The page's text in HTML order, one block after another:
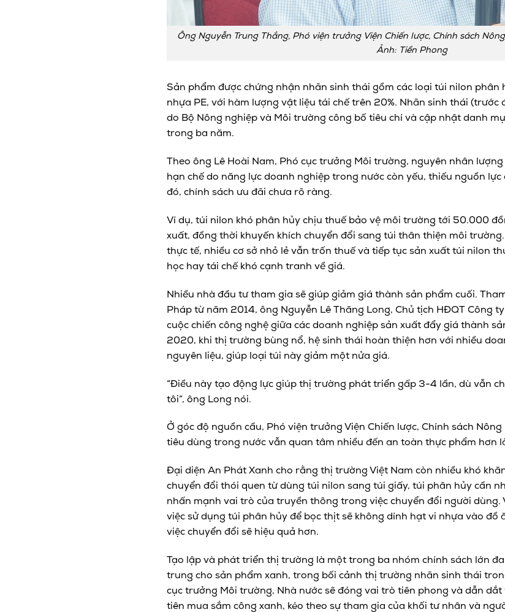
Ông Nguyễn Trung Thắng, Phó viện trưởng Viện Chiến lược, Chính sách
Ảnh: Tiền Phong
Sản phẩm được chứng nhận nhãn sinh thái gồm các loại túi nilon phân
nhựa PE, với hàm lượng vật liệu tái chế trên 20%. Nhãn sinh thái (trước
do Bộ Nông nghiệp và Môi trường công bố tiêu chí và cập nhật danh
trong ba năm.
Theo ông Lê Hoài Nam, Phó cục trưởng Môi trường, nguyên nhân
hạn chế do năng lực doanh nghiệp trong nước còn yếu, thiếu nguồn
đó, chính sách ưu đãi chưa rõ ràng.
Ví dụ, túi nilon khó phân hủy chịu thuế bảo vệ môi trường tới 50.000
xuất, đồng thời khuyến khích chuyển đổi sang túi thân thiện môi
thực tế, nhiều cơ sở nhỏ lẻ vẫn trốn thuế và tiếp tục sản xuất túi nilon
học hay tái chế khó cạnh tranh về giá.
Nhiều nhà đầu tư tham gia sẽ giúp giảm giá thành sản phẩm cuối.
Pháp từ năm 2014, ông Nguyễn Lê Thăng Long, Chủ tịch HĐQT Công
cuộc chiến công nghệ giữa các doanh nghiệp sản xuất đẩy giá thành
2020, khi thị trường bùng nổ, hệ sinh thái hoàn thiện hơn với nhiều
nguyên liệu, giúp loại túi này giảm một nửa giá.
“Điều này tạo động lực giúp thị trường phát triển gấp 3-4 lần, dù vẫn
tôi”, ông Long nói.
Ở góc độ nguồn cầu, Phó viện trưởng Viện Chiến lược, Chính sách
tiêu dùng trong nước vẫn quan tâm nhiều đến an toàn thực phẩm hơn
Đại diện An Phát Xanh cho rằng thị trường Việt Nam còn nhiều khó
chuyển đổi thói quen từ dùng túi nilon sang túi giấy, túi phân hủy cần
nhấn mạnh vai trò của truyền thông trong việc chuyển đổi người dùng.
việc sử dụng túi phân hủy để bọc thịt sẽ không dính hạt vi nhựa vào đồ
việc chuyển đổi sẽ hiệu quả hơn.
Tạo lập và phát triển thị trường là một trong ba nhóm chính sách lớn
trung cho sản phẩm xanh, trong bối cảnh thị trường nhãn sinh thái
cục trưởng Môi trường, Nhà nước sẽ đóng vai trò tiên phong và dẫn
tiên mua sắm công xanh, kéo theo sự tham gia của khối tư nhân và